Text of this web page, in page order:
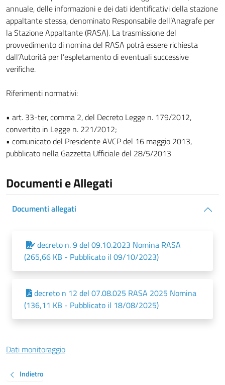
annuale, delle informazioni e dei dati identificativi della stazione
appaltante stessa, denominato Responsabile dell’Anagrafe per
la Stazione Appaltante (RASA). La trasmissione del
provvedimento di nomina del RASA potrà essere richiesta
dall’Autorità per l’espletamento di eventuali successive
verifiche.
Riferimenti normativi:
• art. 33-ter, comma 2, del Decreto Legge n. 179/2012,
convertito in Legge n. 221/2012;
• comunicato del Presidente AVCP del 16 maggio 2013,
pubblicato nella Gazzetta Ufficiale del 28/5/2013
Documenti e Allegati
Documenti allegati
decreto n. 9 del 09.10.2023 Nomina RASA
(265,66 KB - Pubblicato il 09/10/2023)
decreto n 12 del 07.08.025 RASA 2025 Nomina
(136,11 KB - Pubblicato il 18/08/2025)
Dati monitoraggio
Indietro